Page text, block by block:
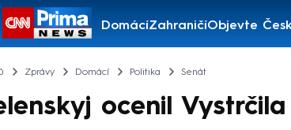
DomácíZahraničíObjevte
Pořady
Zprávy Domácí Politika Senát
ocenil